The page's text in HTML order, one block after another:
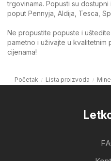
trgovinama. Popusti su
poput Pennyja, Aldija, Tesca,
Ne propustite popuste i
pametno i uživajte u kvalitetnim
cijenama!
Početak Lista proizvoda